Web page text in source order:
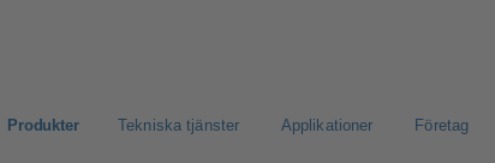
Produkter Tekniska tjänster Applikationer Företag